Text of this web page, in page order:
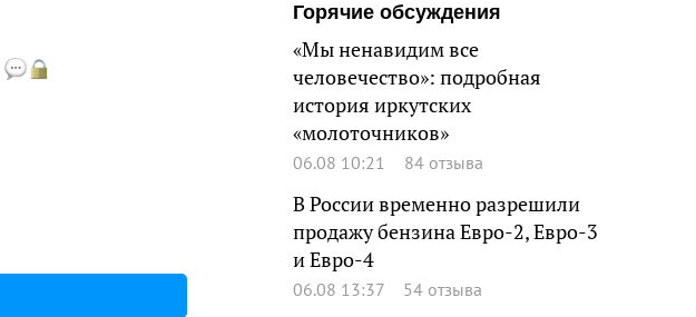
Горячие обсуждения
«Мы ненавидим все
человечество»: подробная
история иркутских
«молоточников»
06.08 10:21 84 отзыва
В России временно разрешили
продажу бензина Евро-2, Евро-3
и Евро-4
06.08 13:37 54 отзыва